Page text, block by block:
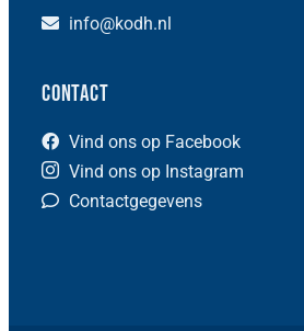
info@kodh.nl
Contact
Vind ons op Facebook
Vind ons op Instagram
Contactgegevens